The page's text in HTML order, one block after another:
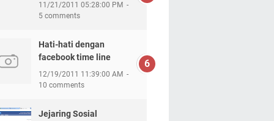
11/21/2011 05:28:00 PM
5 comments
Hati-hati dengan
facebook time line
12/19/2011 11:39:00 AM
10 comments
Jejaring Sosial